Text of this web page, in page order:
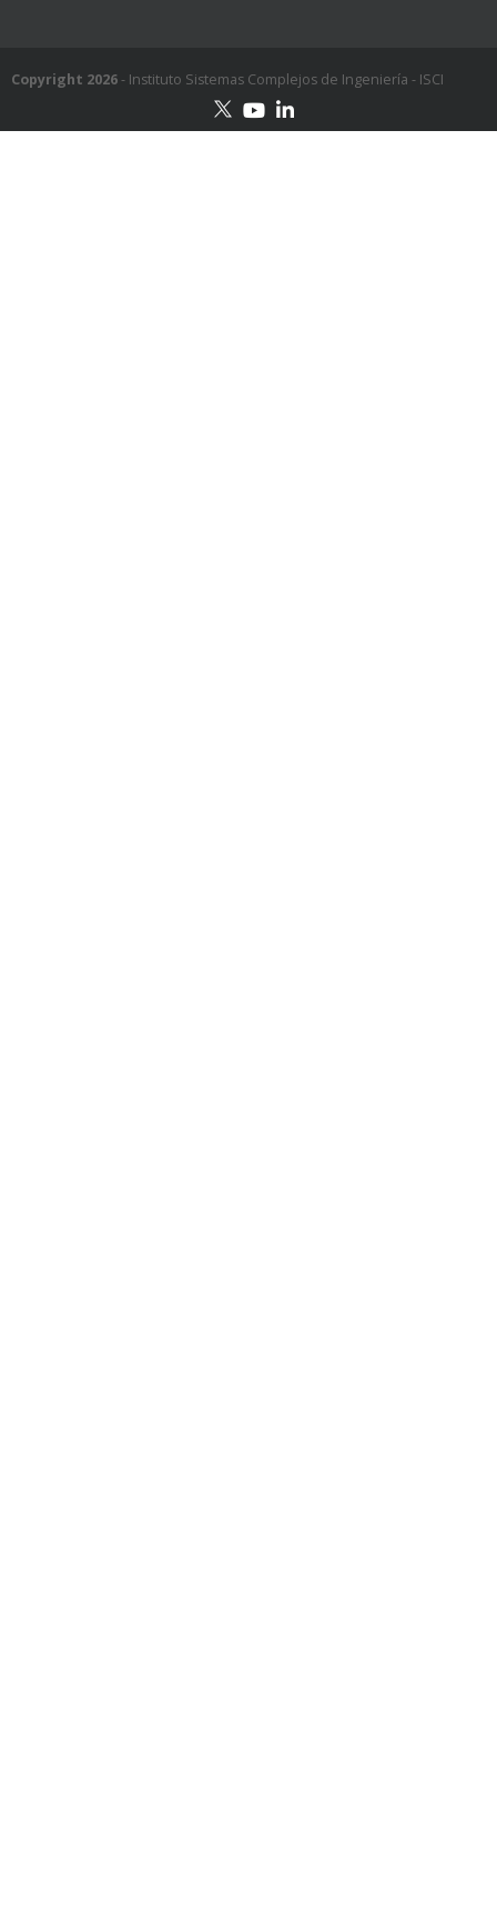
Copyright 2026- Instituto Sistemas Complejos de Ingeniería - ISCI